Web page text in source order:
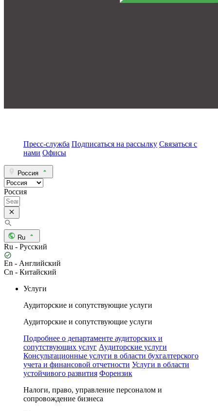
Пресс-служба Подписаться на рассылку Связаться с
нами Офисы
Россия
Россия
Ru
Ru - Русский
En - Английский
Cn - Китайский
Услуги
Аудиторские и сопутствующие услуги
Аудиторские и сопутствующие услуги
Подробнее о департаменте аудиторских и
сопутствующих услуг Аудиторские услуги
Консультационные услуги в области бухгалтерского
учета и финансовой отчетности Услуги в области
устойчивого развития Форензик
Налоги, право, управление персоналом и
сопровождение бизнеса